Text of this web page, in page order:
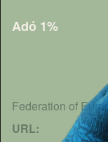
Federation of
URL
Adó 1%